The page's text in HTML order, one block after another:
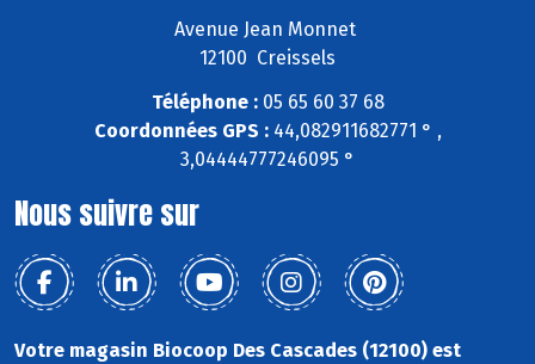
Avenue Jean Monnet
12100 Creissels
Téléphone :05 65 60 37 68
Coordonnées GPS :44,082911682771 ° ,
3,04444777246095 °
Nous suivre sur
Votre magasin Biocoop Des Cascades (12100) est